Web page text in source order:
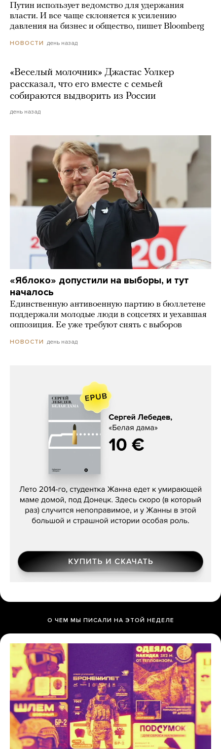
Путин использует ведомство для удержания
власти. И все чаще склоняется к усилению
давления на бизнес и общество, пишет Bloomberg
НОВОСТИ день назад
«Веселый молочник» Джастас Уолкер
рассказал, что его вместе с семьей
собираются выдворить из России
день назад
«Яблоко» допустили на выборы, и тут
началось
Единственную антивоенную партию в бюллетене
поддержали молодые люди в соцсетях и уехавшая
оппозиция. Ее уже требуют снять с выборов
НОВОСТИ день назад
Сергей Лебедев, «Белая дама»
О ЧЕМ МЫ ПИСАЛИ НА ЭТОЙ НЕДЕЛЕ